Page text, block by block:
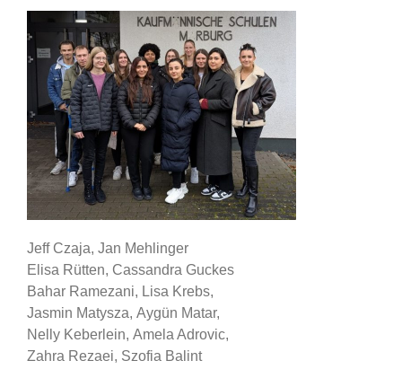
Jeff Czaja, Jan Mehlinger
Elisa Rütten, Cassandra Guckes
Bahar Ramezani, Lisa Krebs,
Jasmin Matysza, Aygün Matar,
Nelly Keberlein, Amela Adrovic,
Zahra Rezaei, Szofia Balint